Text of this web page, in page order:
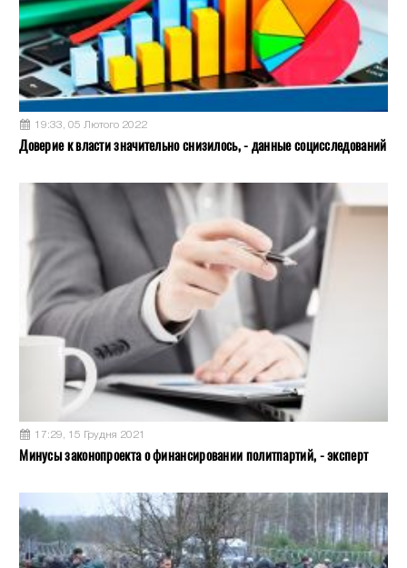
19:33, 05 Лютого 2022
Доверие к власти значительно снизилось, - данные социсследований
17:29, 15 Грудня 2021
Минусы законопроекта о финансировании политпартий, - эксперт